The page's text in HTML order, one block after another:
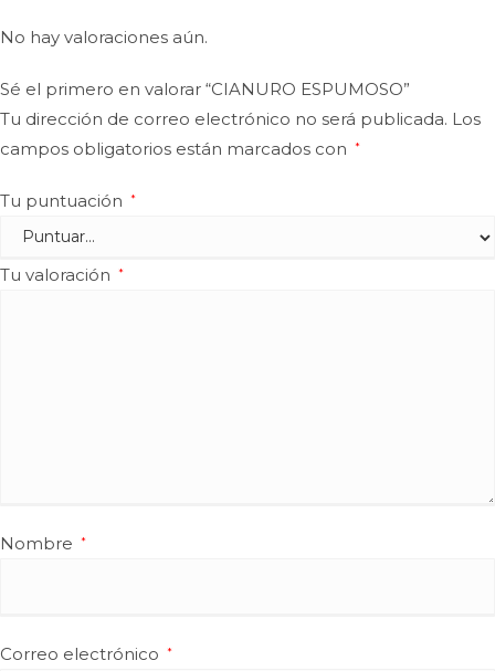
No hay valoraciones aún.
Sé el primero en valorar “CIANURO ESPUMOSO”
Tu dirección de correo electrónico no será publicada. Los
campos obligatorios están marcados con
*
Tu puntuación *
Tu valoración *
Nombre *
Correo electrónico *